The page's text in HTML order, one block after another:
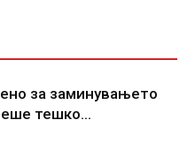
за заминувањето
тешко…